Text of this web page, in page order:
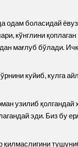
одам боласидай
кўнглини
мағлуб бўлади.
куйиб, кулга
узилиб қолгандай
эди. Биз бу